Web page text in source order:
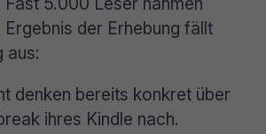
der Erhebung fällt
aus:
denken bereits konkret über
ihres Kindle nach.